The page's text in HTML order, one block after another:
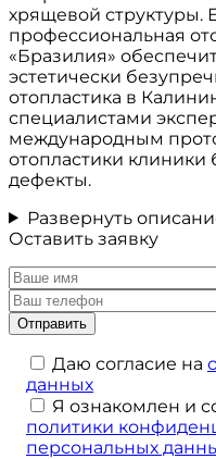
хрящевой структуры.
профессиональная
«Бразилия»
эстетически
отопластика в
специалистами
международным
отопластики
дефекты.
Развернуть
Оставить заявку
Даю согласие на
данных
Я ознакомлен и
политики
персональных